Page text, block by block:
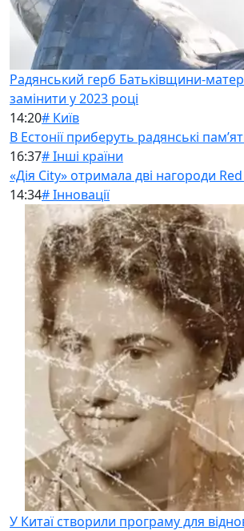
Радянський герб Батьківщини-
замінити у 2023 році
14:20# Київ
В Естонії приберуть радянські
16:37# Інші країни
«Дія City» отримала дві нагороди
14:34# Інновації
У Китаї створили програму для